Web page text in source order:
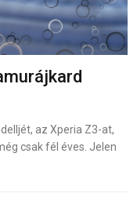
az Xperia Z3-at,
csak fél éves. Jelen